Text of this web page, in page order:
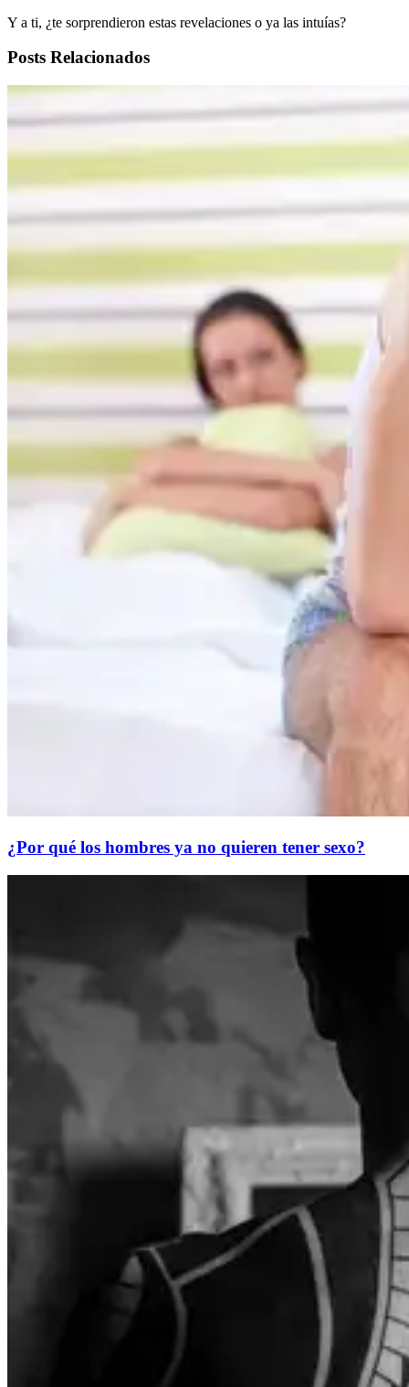
Y a ti, ¿te sorprendieron estas revelaciones o ya las intuías?
Posts Relacionados
¿Por qué los hombres ya no quieren tener sexo?